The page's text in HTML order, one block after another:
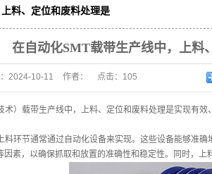
料、定位和废料处理是
在自动化SMT载带生产线中，上料
2024-10-11 作者： 点击： 105
载带生产线中，上料、定位和废料处理是实现有效
节通常通过自动化设备来实现。这些设备能够准确
素，以确保抓取和放置的准确性和稳定性。同时，